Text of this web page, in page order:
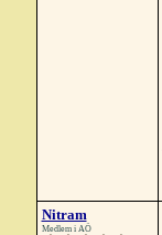
Nitram
Medlem i AÖ